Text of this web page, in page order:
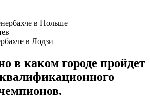
в Лодзи
в каком городе пройдет